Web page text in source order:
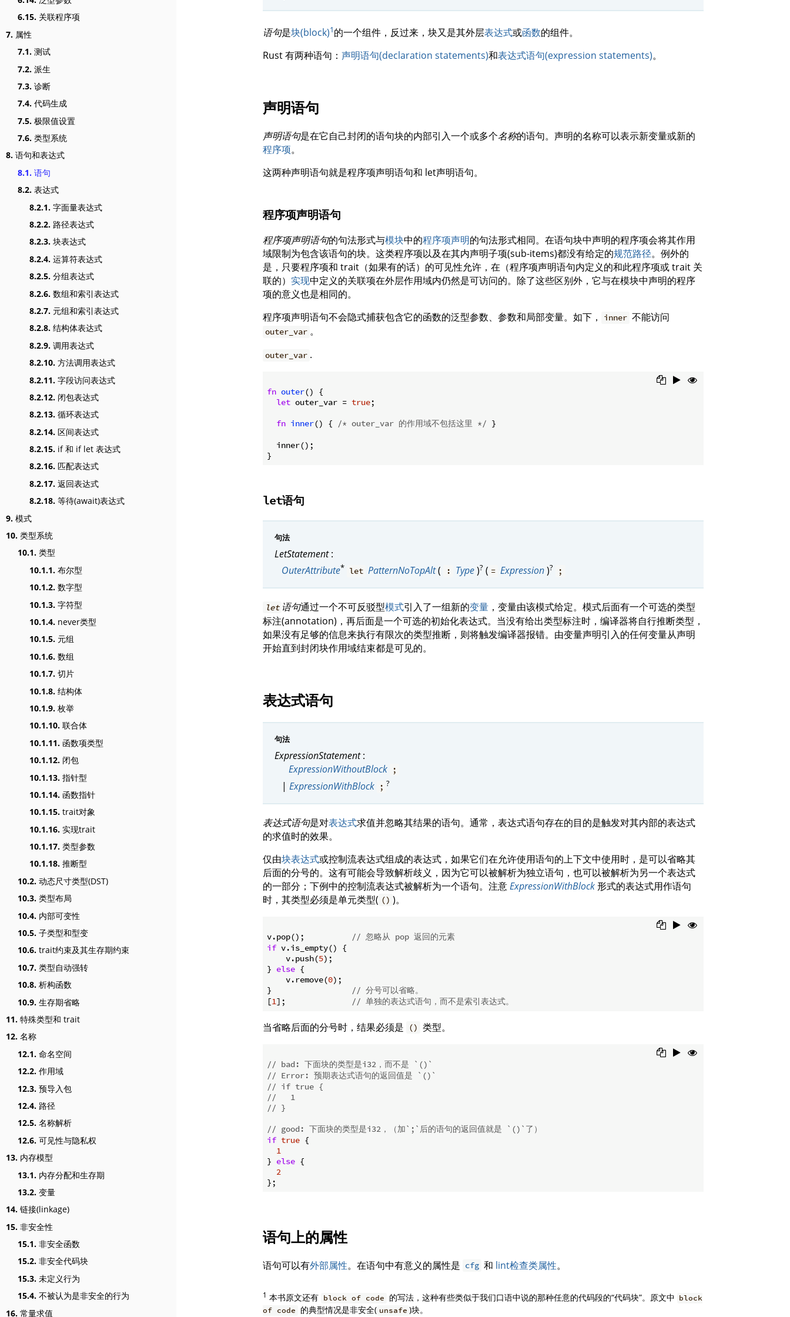
6.15. 关联程序项
7. 属性
7.1. 测试
7.2. 派生
7.3. 诊断
7.4. 代码生成
7.5. 极限值设置
7.6. 类型系统
8. 语句和表达式
8.1. 语句
8.2. 表达式
8.2.1. 字面量表达式
8.2.2. 路径表达式
8.2.3. 块表达式
8.2.4. 运算符表达式
8.2.5. 分组表达式
8.2.6. 数组和索引表达式
8.2.7. 元组和索引表达式
8.2.8. 结构体表达式
8.2.9. 调用表达式
8.2.10. 方法调用表达式
8.2.11. 字段访问表达式
8.2.12. 闭包表达式
8.2.13. 循环表达式
8.2.14. 区间表达式
8.2.15. if 和 if let 表达式
8.2.16. 匹配表达式
8.2.17. 返回表达式
8.2.18. 等待(await)表达式
9. 模式
10. 类型系统
10.1. 类型
10.1.1. 布尔型
10.1.2. 数字型
10.1.3. 字符型
10.1.4. never类型
10.1.5. 元组
10.1.6. 数组
10.1.7. 切片
10.1.8. 结构体
10.1.9. 枚举
10.1.10. 联合体
10.1.11. 函数项类型
10.1.12. 闭包
10.1.13. 指针型
10.1.14. 函数指针
10.1.15. trait对象
10.1.16. 实现trait
10.1.17. 类型参数
10.1.18. 推断型
10.2. 动态尺寸类型(DST)
10.3. 类型布局
10.4. 内部可变性
10.5. 子类型和型变
10.6. trait约束及其生存期约束
10.7. 类型自动强转
10.8. 析构函数
10.9. 生存期省略
11. 特殊类型和 trait
12. 名称
12.1. 命名空间
12.2. 作用域
12.3. 预导入包
12.4. 路径
12.5. 名称解析
12.6. 可见性与隐私权
13. 内存模型
13.1. 内存分配和生存期
13.2. 变量
14. 链接(linkage)
15. 非安全性
15.1. 非安全函数
15.2. 非安全代码块
15.3. 未定义行为
15.4. 不被认为是非安全的行为
16. 常量求值
语句是块(block)1的一个组件，反过来，块又是其外层表达式或函数的组件。
Rust 有两种语句： 声明语句(declaration statements)和表达式语句(expression statements)。
声明语句
声明语句是在它自己封闭的语句块的内部引入一个或多个名称的语句。声明的名称可以表示新变量或新的
程序项。
这两种声明语句就是程序项声明语句和 let声明语句。
程序项声明语句
程序项声明语句的句法形式与模块中的程序项声明的句法形式相同。在语句块中声明的程序项会将其作用
域限制为包含该语句的块。这类程序项以及在其内声明子项(sub-items)都没有给定的规范路径。例外的
是，只要程序项和 trait（如果有的话）的可见性允许，在（程序项声明语句内定义的和此程序项或 trait 关
联的） 实现中定义的关联项在外层作用域内仍然是可访问的。除了这些区别外，它与在模块中声明的程序
项的意义也是相同的。
程序项声明语句不会隐式捕获包含它的函数的泛型参数、参数和局部变量。如下，
inner 不能访问
outer_var 。
outer_var .
fn outer() {
let outer_var = true;
fn inner() { /* outer_var 的作用域不包括这里 */ }
  inner();
let语句
句法
LetStatement:
OuterAttribute* let PatternNoTopAlt( : Type)?( = Expression)? ;
let 语句通过一个不可反驳型模式引入了一组新的变量 ，变量由该模式给定。模式后面有一个可选的类型
标注(annotation)，再后面是一个可选的初始化表达式。当没有给出类型标注时，编译器将自行推断类型，
如果没有足够的信息来执行有限次的类型推断，则将触发编译器报错。由变量声明引入的任何变量从声明
开始直到封闭块作用域结束都是可见的。
表达式语句
句法
ExpressionStatement:
ExpressionWithoutBlock
;
| ExpressionWithBlock ; ?
表达式语句是对表达式求值并忽略其结果的语句。通常，表达式语句存在的目的是触发对其内部的表达式
的求值时的效果。
仅由块表达式或控制流表达式组成的表达式，如果它们在允许使用语句的上下文中使用时，是可以省略其
后面的分号的。这有可能会导致解析歧义，因为它可以被解析为独立语句，也可以被解析为另一个表达式
的一部分；下例中的控制流表达式被解析为一个语句。注意ExpressionWithBlock形式的表达式用作语句
时，其类型必须是单元类型( () )。
v.pop();
// 忽略从 pop 返回的元素
if v.is_empty() {
    v.push(
5);
} else {
    v.remove(
0);
}
// 分号可以省略。
[1]; // 单独的表达式语句，而不是索引表达式。
当省略后面的分号时，结果必须是 () 类型。
// bad: 下面块的类型是i32，而不是 `()`
// Error: 预期表达式语句的返回值是 `()`
// if true {
//   1
// }
// good: 下面块的类型是i32，（加`;`后的语句的返回值就是 `()`了）
if true {
1
} else {
2
语句上的属性
语句可以有外部属性。在语句中有意义的属性是 cfg 和 lint检查类属性。
1 本书原文还有 block of code 的写法，这种有些类似于我们口语中说的那种任意的代码段的“代码块”。原文中 block
of code
的典型情况是非安全( unsafe )块。